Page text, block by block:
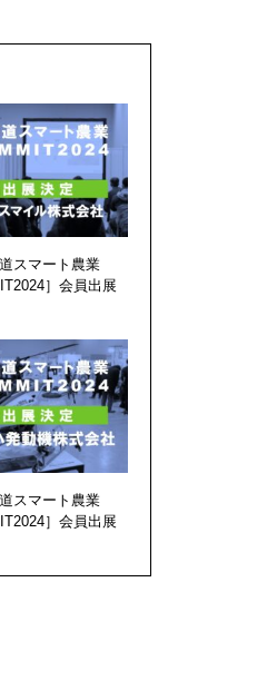
道スマート農業
］会員出展
道スマート農業
］会員出展